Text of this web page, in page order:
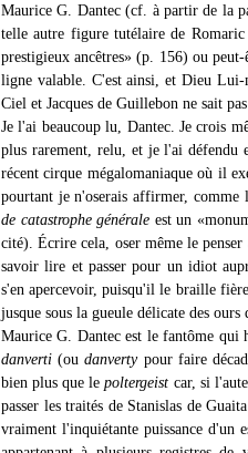
Maurice G. Dantec (cf. à partir de la
telle autre figure tutélaire de
prestigieux ancêtres» (p. 156) ou
ligne valable. C'est ainsi, et Dieu
Ciel et Jacques de Guillebon ne sait
Je l'ai beaucoup lu, Dantec. Je crois
plus rarement, relu, et je l'ai défendu
récent cirque mégalomaniaque où il
pourtant je n'oserais affirmer, comme
de catastrophe générale est un
cité). Écrire cela, oser même le
savoir lire et passer pour un idiot
s'en apercevoir, puisqu'il le braille
jusque sous la gueule délicate des ours
Maurice G. Dantec est le fantôme qui
danverti (oudanvertypour faire
bien plus que lepoltergeist car, si
passer les traités de Stanislas de
vraiment l'inquiétante puissance d'un